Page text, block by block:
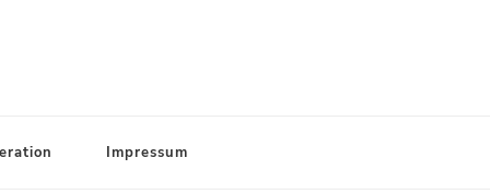
Impressum